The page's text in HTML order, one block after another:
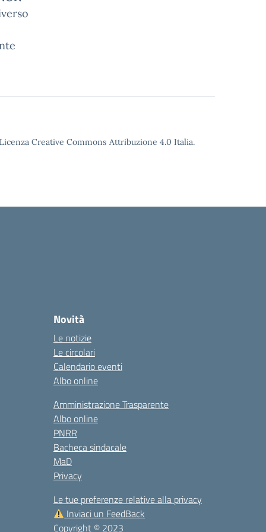
Creative Commons Attribuzione 4.0 Italia.
Novità
Le notizie
Le circolari
Calendario eventi
Albo online
Amministrazione Trasparente
Albo online
PNRR
Bacheca sindacale
MaD
Privacy
Le tue preferenze relative alla privacy
Inviaci un FeedBack
Copyright © 2023